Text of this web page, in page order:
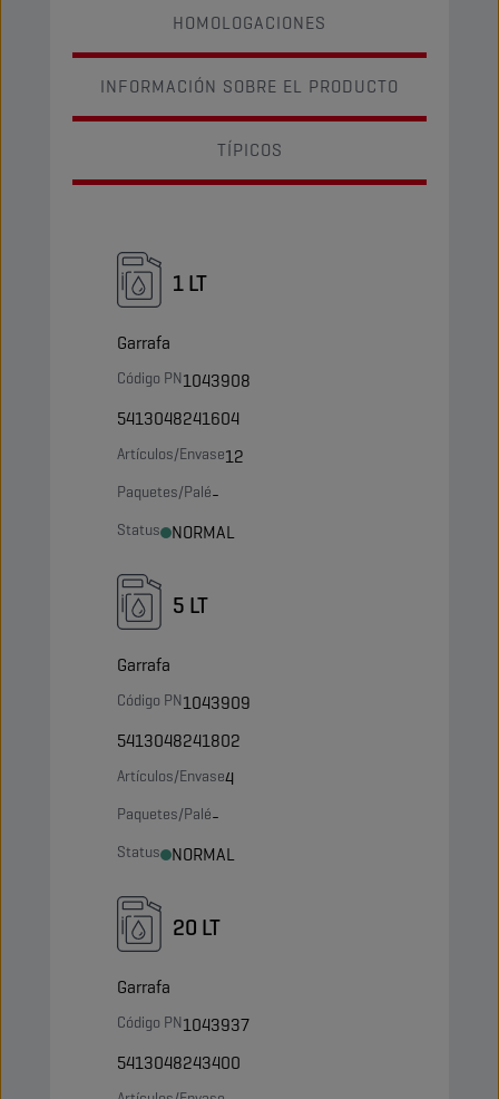
HOMOLOGACIONES
INFORMACIÓN SOBRE EL PRODUCTO
TÍPICOS
1 LT
Garrafa
Código PN1043908
5413048241604
Artículos/Envase12
Paquetes/Palé-
Status NORMAL
5 LT
Garrafa
Código PN1043909
5413048241802
Artículos/Envase4
Paquetes/Palé-
Status NORMAL
20 LT
Garrafa
Código PN1043937
5413048243400